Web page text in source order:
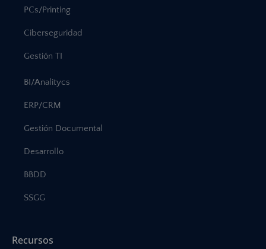
PCs/Printing
Ciberseguridad
Gestión TI
BI/Analitycs
ERP/CRM
Gestión Documental
Desarrollo
BBDD
SSGG
Recursos